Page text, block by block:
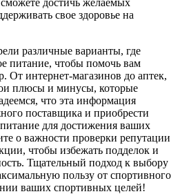
достичь желаемых
свое здоровье на
различные варианты, где
питание, чтобы помочь вам
От интернет-магазинов до аптек,
плюсы и минусы, которые
что эта информация
поставщика и приобрести
для достижения ваших
о важности проверки репутации
чтобы избежать подделок и
Тщательный подход к выбору
пользу от спортивного
ваших спортивных целей!